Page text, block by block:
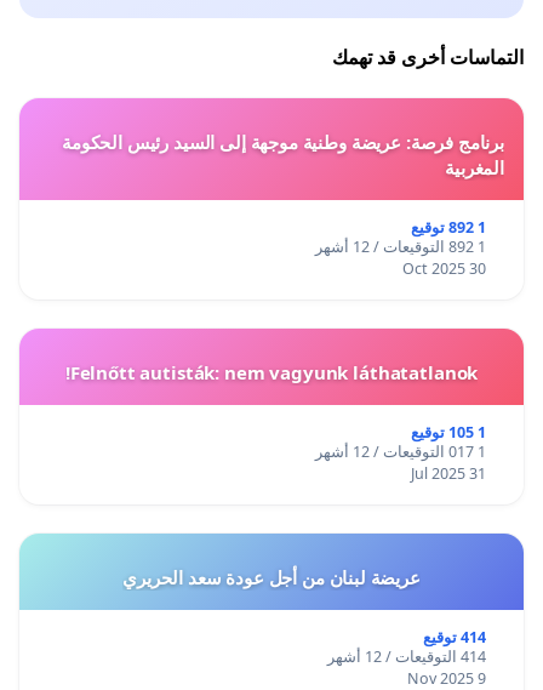
التماسات أخرى قد تهمك
برنامج فرصة: عريضة وطنية موجهة إلى السيد رئيس الحكومة
المغربية
1 892 توقيع
1 892 التوقيعات / 12 أشهر
30 Oct 2025
Felnőtt autisták: nem vagyunk láthatatlanok!
1 105 توقيع
1 017 التوقيعات / 12 أشهر
31 Jul 2025
عريضة لبنان من أجل عودة سعد الحريري
414 توقيع
414 التوقيعات / 12 أشهر
9 Nov 2025